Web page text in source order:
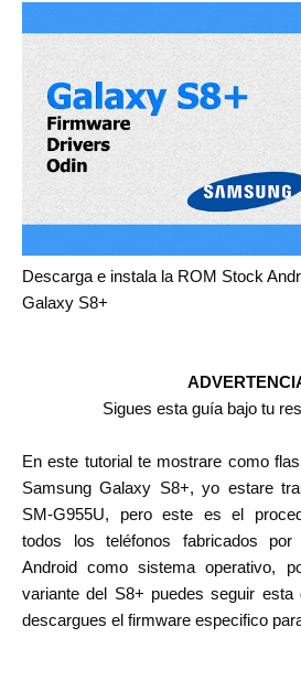
Descarga e instala la ROM Stock
Galaxy S8+
Sigues esta guía bajo tu
En este tutorial te mostrare como
Samsung Galaxy S8+, yo estare
SM-G955U, pero este es el
todos los teléfonos fabricados
Android como sistema operativo,
variante del S8+ puedes seguir
descargues el firmware especifico